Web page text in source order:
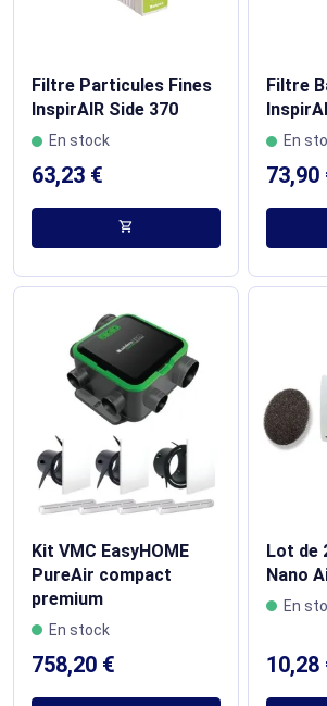
Filtre Particules Fines
InspirAIR Side 370
En stock
63,23 €
shopping_cart
Filtre
En
73,90
Kit VMC EasyHOME
PureAir compact
premium
En stock
758,20 €
Lot de
Nano
En
10,28